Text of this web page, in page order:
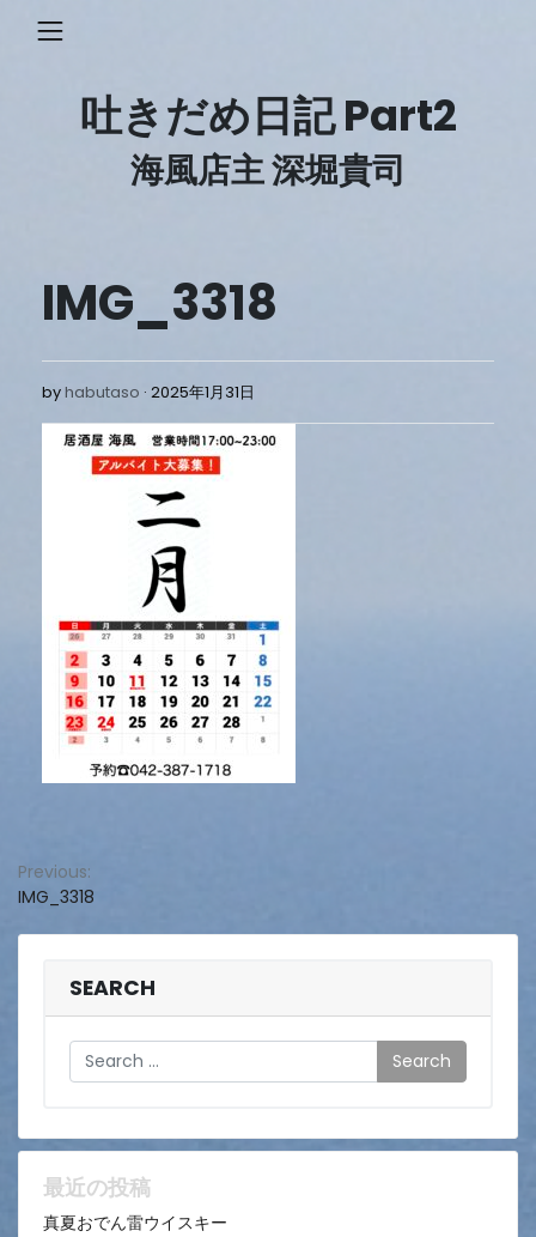
吐きだめ日記 Part2
海風店主 深堀貴司
IMG_3318
byhabutaso 2025年1月31日
1
投
稿
ョ
ン
Previous:
IMG_3318
SEARCH
Search
最近の投稿
真夏おでん雷ウイスキー